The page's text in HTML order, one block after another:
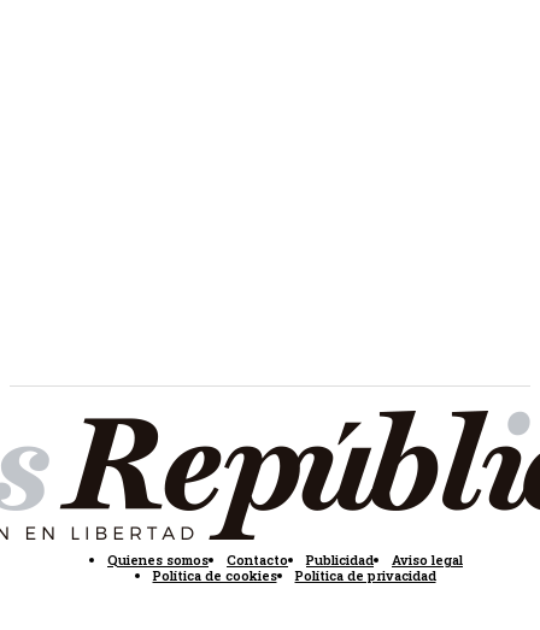
Quienes somos Contacto Publicidad
Aviso legal
Política de cookies
Política de privacidad